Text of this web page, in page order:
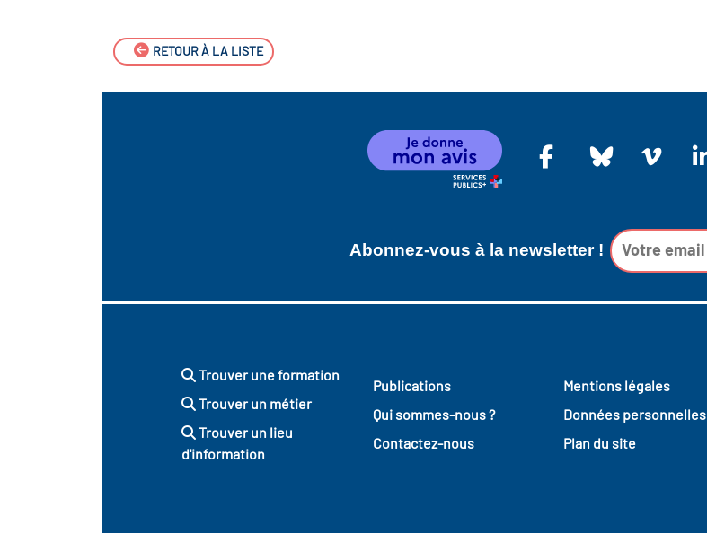
RETOUR À LA LISTE
Abonnez-vous à la newsletter !
Trouver une formation
Trouver un métier
Trouver un lieu
d'information
Publications
Qui sommes-nous ?
Contactez-nous
Mentions légales
Données personnelles
Plan du site